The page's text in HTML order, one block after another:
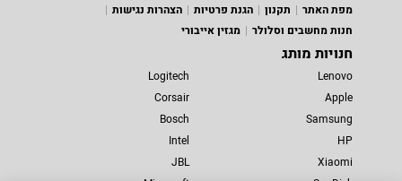
מפת האתר
תקנון הגנת פרטיות
הצהרות נגישות
חנות מחשבים וסלולר
מגזין אייבורי
חנויות מותג
Lenovo
Apple
Samsung
HP
Xiaomi
Logitech
Corsair
Bosch
Intel
JBL